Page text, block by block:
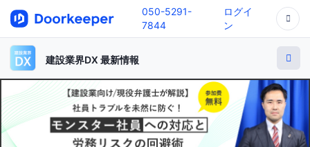
050-5291-
7844
ログイ
ン
建設業界DX 最新情報